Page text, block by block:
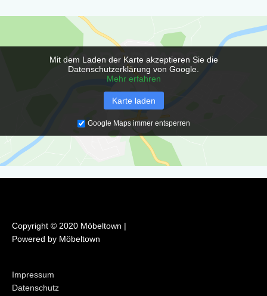
o
k
r
a
m
Mit dem Laden der Karte akzeptieren Sie die
Datenschutzerklärung von Google.
Mehr erfahren
Karte laden
Google Maps immer entsperren
Copyright © 2020 Möbeltown |
Powered by Möbeltown
Impressum
Datenschutz